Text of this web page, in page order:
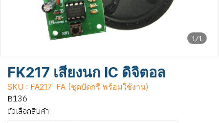
1/1
FK217 เสียงนก IC ดิจิตอล
SKU : FA217 FA (ชุดบัดกรี พร้อมใช้งาน)
฿136
ตัวเลือกสินค้า